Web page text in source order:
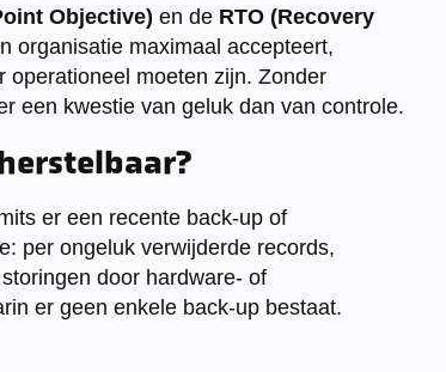
Objective) en de RTO (Recovery
organisatie maximaal accepteert,
operationeel moeten zijn. Zonder
een kwestie van geluk dan van controle.
er een recente back-up of
per ongeluk verwijderde records,
door hardware- of
er geen enkele back-up bestaat.